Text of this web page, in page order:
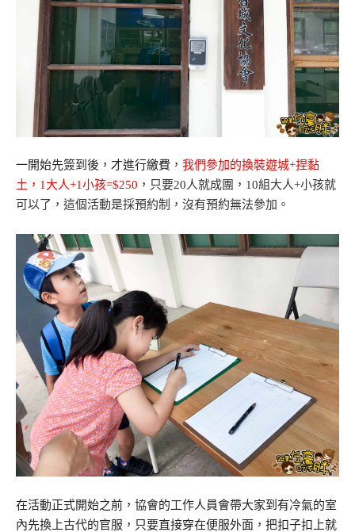
一開始先簽到後，才進行繳費， 我們參加的換裝遊城+捏黏
土，1大人+1小孩=$250 ，只要20人就成團，10組大人+小孩就
可以了，這個活動是採預約制，沒有預約無法參加。
在活動正式開始之前，協會的工作人員會帶大家到有冷氣的室
內先換上古代的官服，只要直接穿在便服外面，把扣子扣上就